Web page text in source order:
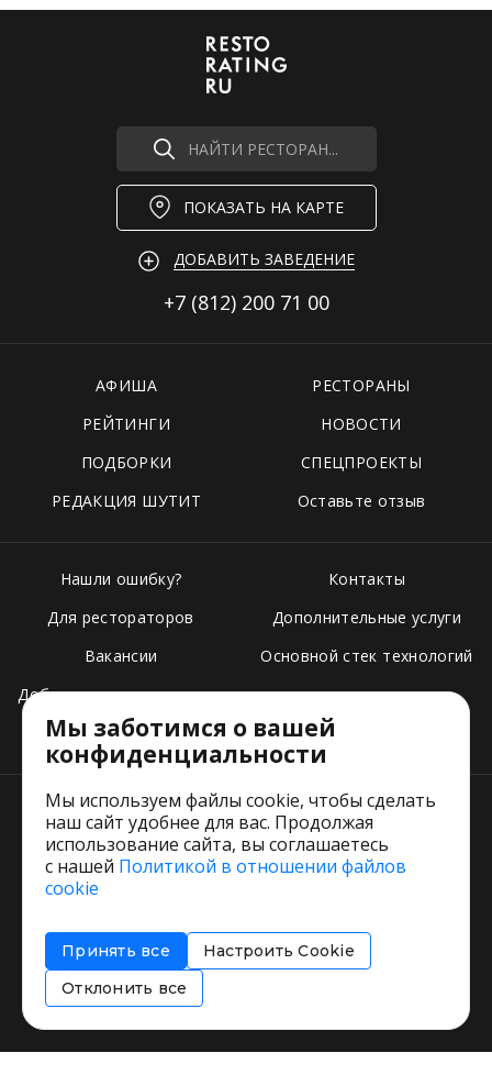
НАЙТИ РЕСТОРАН...
ПОКАЗАТЬ НА КАРТЕ
ДОБАВИТЬ ЗАВЕДЕНИЕ
+7 (812) 200 71 00
АФИША
РЕСТОРАНЫ
РЕЙТИНГИ
НОВОСТИ
ПОДБОРКИ
СПЕЦПРОЕКТЫ
РЕДАКЦИЯ ШУТИТ
Оставьте отзыв
Нашли ошибку?
Для рестораторов
Вакансии
Добавить свое заведение
Тарифы
Контакты
Дополнительные услуги
Основной стек технологий
Пользовательское соглашение
Соглашение об информировании
Политика использования cookies
Мы заботимся о вашей
конфиденциальности
Мы используем файлы cookie, чтобы сделать
наш сайт удобнее для вас. Продолжая
использование сайта, вы соглашаетесь
с нашей Политикой в отношении файлов
cookie
Принять все
Настроить Cookie
Отклонить все